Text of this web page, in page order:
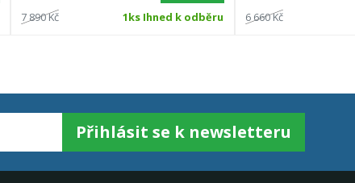
7 890 Kč 1ks Ihned k odběru 6 660 Kč
Přihlásit se k newsletteru